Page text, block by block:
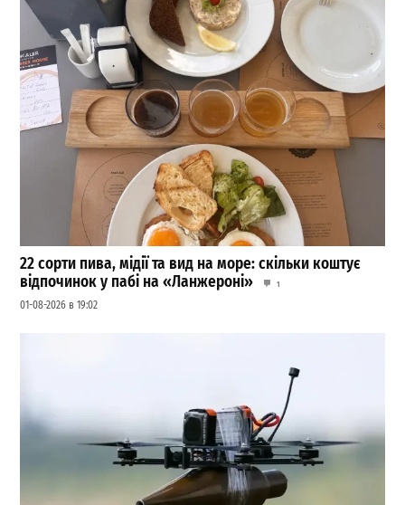
22 сорти пива, мідії та вид на море: скільки коштує
відпочинок у пабі на «Ланжероні»
1
01-08-2026 в 19:02